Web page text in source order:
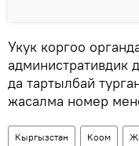
Укук коргоо
да тартылбай
жасалма номер
Кыргызстан Коом